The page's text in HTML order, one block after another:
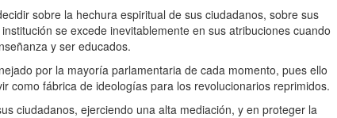
sobre la hechura espiritual de sus ciudadanos, sobre sus
se excede inevitablemente en sus atribuciones cuando
y ser educados.
por la mayoría parlamentaria de cada momento, pues ello
como fábrica de ideologías para los revolucionarios reprimidos.
ciudadanos, ejerciendo una alta mediación, y en proteger la